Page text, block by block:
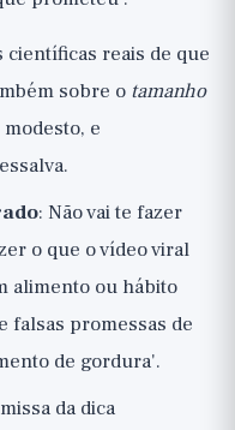
científicas reais de que
sobre o tamanho
e
: Não vai te fazer
o que o vídeo viral
alimento ou hábito
falsas promessas de
de gordura'.
da dica